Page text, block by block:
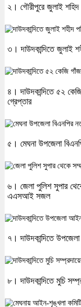
২। গৌরীপুরে জুলাই শহিদ
৩। দাউদকান্দিতে জুলাই
৪। দাউদকান্দিতে ৫২
গ্রেপ্তার
৫। মেঘনা উপজেলা
৬। জেলা পুলিশ সুপার
এএসআই সজল
৭। দাউদকান্দিতে
৮। দাউদকান্দিতে মুচি